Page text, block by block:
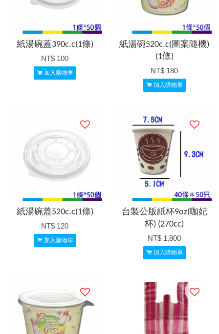
紙湯碗蓋390c.c(1條)
NT$ 100
加入購物車
紙湯碗520c.c(圖案隨機)
(1條)
NT$ 180
加入購物車
紙湯碗蓋520c.c(1條)
NT$ 120
加入購物車
台製公版紙杯9oz(咖妃
杯) (270cc)
NT$ 1,800
加入購物車